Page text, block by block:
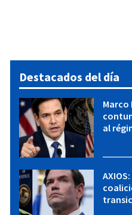
Destacados del día
Marco
al